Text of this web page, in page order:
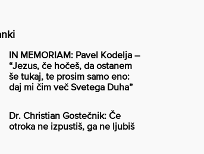
IN MEMORIAM: Pavel Kodelja –
“Jezus, če hočeš, da ostanem
še tukaj, te prosim samo eno:
daj mi čim več Svetega Duha”
Dr. Christian Gostečnik: Če
otroka ne izpustiš, ga ne ljubiš